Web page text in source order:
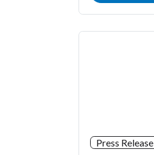
Press Release